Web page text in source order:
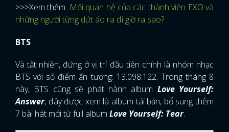
>>>Xem thêm: Mối quan hệ của các thành viên EXO và
những người từng dứt áo ra đi giờ ra sao?
BTS
Và tất nhiên, đứng ở vị trí đầu tiên chính là nhóm nhạc
BTS với số điểm ấn tượng: 13.098.122. Trong tháng 8
này, BTS cũng sẽ phát hành album Love Yourself:
Answer, đây được xem là album tái bản, bổ sung thêm
7 bài hát mới từ full album Love Yourself: Tear.